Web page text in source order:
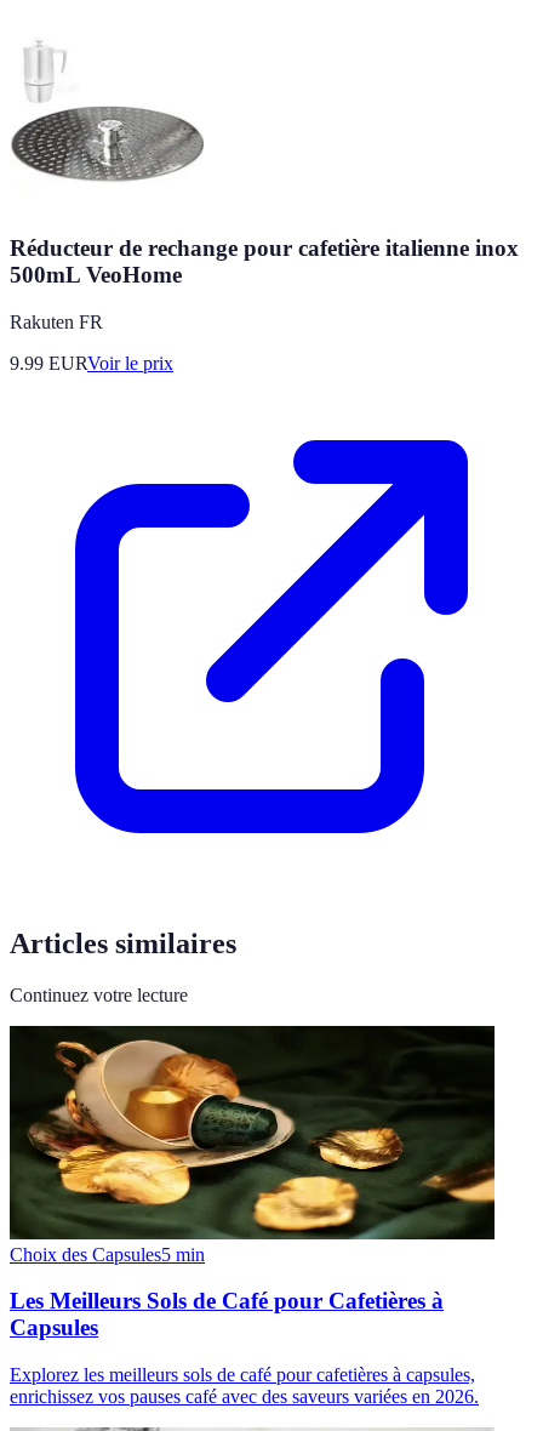
Réducteur de rechange pour cafetière italienne inox
500mL VeoHome
Rakuten FR
9.99 EURVoir le prix
Articles similaires
Continuez votre lecture
Choix des Capsules5 min
Les Meilleurs Sols de Café pour Cafetières à
Capsules
Explorez les meilleurs sols de café pour cafetières à capsules,
enrichissez vos pauses café avec des saveurs variées en 2026.